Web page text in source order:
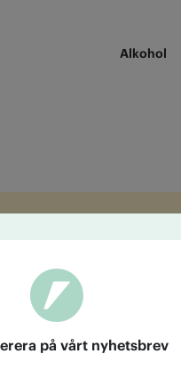
Alkohol
på vårt nyhetsbrev